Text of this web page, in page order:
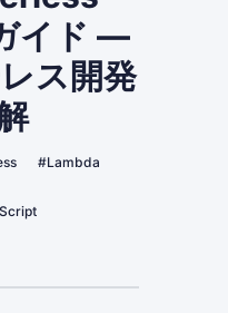
イド —
ス開発
#Lambda